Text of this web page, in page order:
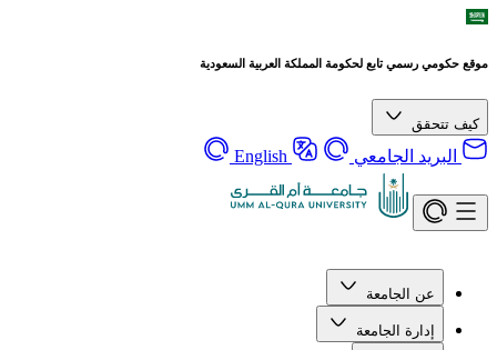
موقع حكومي رسمي تابع لحكومة المملكة العربية السعودية
كيف تتحقق
البريد الجامعي English
عن الجامعة
إدارة الجامعة